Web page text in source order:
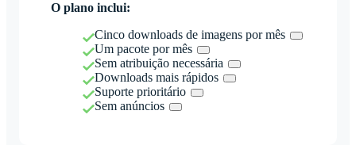
O plano inclui:
Cinco downloads de imagens por mês
Um pacote por mês
Sem atribuição necessária
Downloads mais rápidos
Suporte prioritário
Sem anúncios